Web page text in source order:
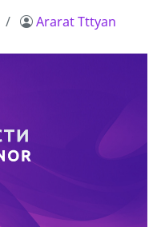
Ararat Tttyan